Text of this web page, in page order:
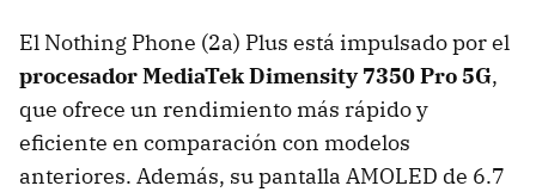
El Nothing Phone (2a) Plus está impulsado por el
procesador MediaTek Dimensity 7350 Pro 5G,
que ofrece un rendimiento más rápido y
eficiente en comparación con modelos
anteriores. Además, su pantalla AMOLED de 6.7